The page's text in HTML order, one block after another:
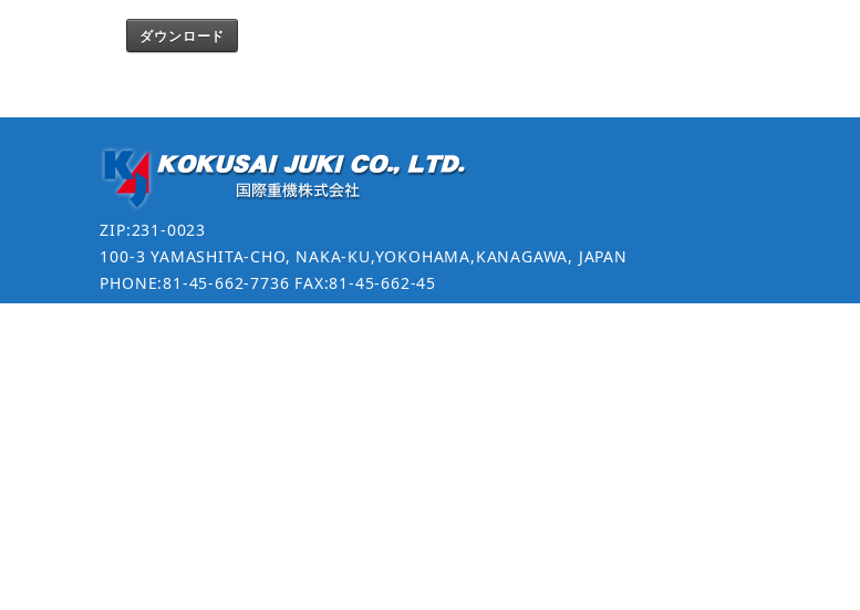
ダウンロード
ZIP:231-0023
100-3 YAMASHITA-CHO, NAKA-KU,YOKOHAMA,KANAGAWA, JAPAN
PHONE:81-45-662-7736 FAX:81-45-662-45